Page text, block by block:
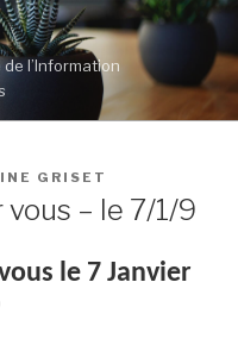
l’Information
GRISET
– le 7/1/9
le 7 Janvier